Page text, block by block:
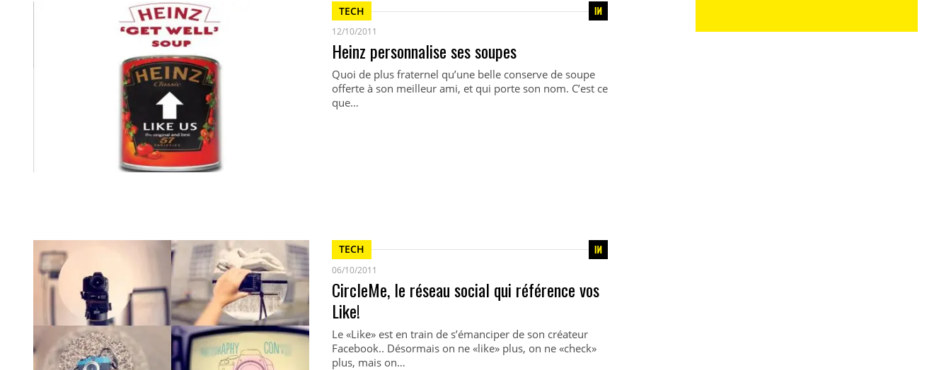
TECH
12/10/2011
Heinz personnalise ses soupes
Quoi de plus fraternel qu’une belle conserve de soupe
offerte à son meilleur ami, et qui porte son nom. C’est ce
que…
TECH
06/10/2011
CircleMe, le réseau social qui référence vos
Like!
Le «Like» est en train de s’émanciper de son créateur
Facebook.. Désormais on ne «like» plus, on ne «check»
plus, mais on…